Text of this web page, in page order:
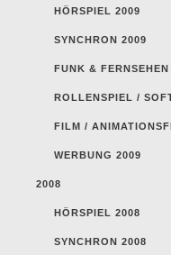
HÖRSPIEL 2009
SYNCHRON 2009
FUNK & FERNSEHEN
ROLLENSPIEL /
FILM /
WERBUNG 2009
2008
HÖRSPIEL 2008
SYNCHRON 2008